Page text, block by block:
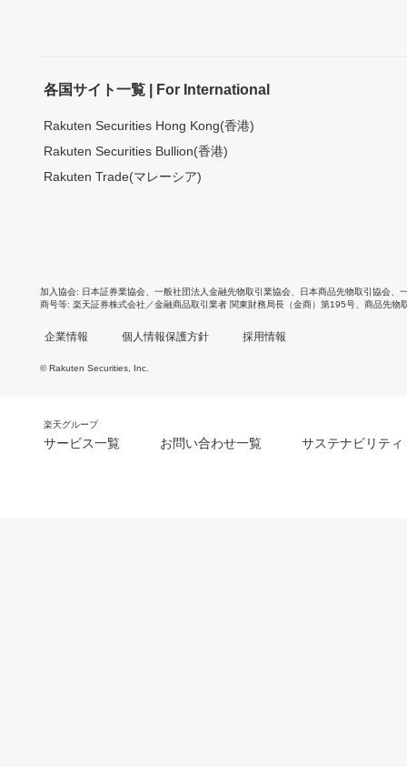
各国サイト一覧 | For International
Rakuten Securities Hong Kong(香港)
Rakuten Securities Bullion(香港)
Rakuten Trade(マレーシア)
加入協会 日本証券業協会 一般社団法人金融先物取引業協会 日本商品先物取引協会
商号等 楽天証券株式会社／金融商品取引業者 関東財務局長（金商）第195号、商品先物
企業情報 個人情報保護方針 採用情報
© Rakuten Securities, Inc.
楽天グループ
サービス一覧 お問い合わせ一覧 サステナビリティ